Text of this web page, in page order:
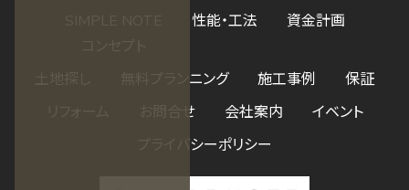
性能・工法 資金計画
無料プランニング 施工事例
保証
お問合せ 会社案内
イベント
プライバシーポリシー